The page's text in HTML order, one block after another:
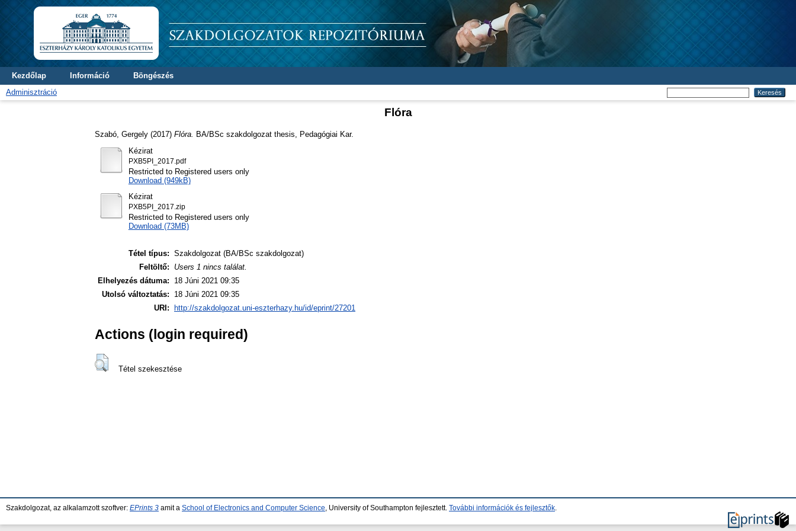
Kezdőlap Információ
Böngészés
Adminisztráció
Flóra
Szabó, Gergely (2017) Flóra.
BA/BSc szakdolgozat thesis, Pedagógiai Kar.
Kézirat
PXB5PI_2017.pdf
Restricted to Registered users only
Download (949kB)
Kézirat
PXB5PI_2017.zip
Restricted to Registered users only
Download (73MB)
Tétel típus: Szakdolgozat (BA/BSc szakdolgozat)
Feltöltő:
Users 1 nincs találat.
Elhelyezés dátuma:
18 Júni 2021 09:35
Utolsó változtatás:
18 Júni 2021 09:35
URI:
http://szakdolgozat.uni-eszterhazy.hu/id/eprint/27201
Actions (login required)
Tétel szekesztése
Szakdolgozat, az alkalamzott szoftver: EPrints 3 amit a School of Electronics and Computer Science , University of Southampton fejlesztett. További információk és fejlesztők